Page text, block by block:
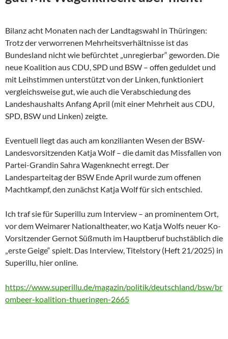
Bilanz acht Monaten nach der Landtagswahl in Thüringen:
Trotz der verworrenen Mehrheitsverhältnisse ist das
Bundesland nicht wie befürchtet „unregierbar“ geworden. Die
neue Koalition aus CDU, SPD und BSW – offen geduldet und
mit Leihstimmen unterstützt von der Linken, funktioniert
vergleichsweise gut, wie auch die Verabschiedung des
Landeshaushalts Anfang April (mit einer Mehrheit aus CDU,
SPD, BSW und Linken) zeigte.
Eventuell liegt das auch am konzilianten Wesen der BSW-
Landesvorsitzenden Katja Wolf – die damit das Missfallen von
Partei-Grandin Sahra Wagenknecht erregt. Der
Landesparteitag der BSW Ende April wurde zum offenen
Machtkampf, den zunächst Katja Wolf für sich entschied.
Ich traf sie für Superillu zum Interview – an prominentem Ort,
vor dem Weimarer Nationaltheater, wo Katja Wolfs neuer Ko-
Vorsitzender Gernot Süßmuth im Hauptberuf buchstäblich die
„erste Geige“ spielt. Das Interview, Titelstory (Heft 21/2025) in
Superillu, hier online.
https://www.superillu.de/magazin/politik/deutschland/bsw/br
ombeer-koalition-thueringen-2665